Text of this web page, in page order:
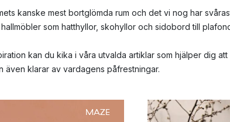
kanske mest bortglömda rum och det vi nog har
hallmöbler som hatthyllor, skohyllor och sidobord till
kan du kika i våra utvalda artiklar som hjälper dig
även klarar av vardagens påfrestningar.
MAZE